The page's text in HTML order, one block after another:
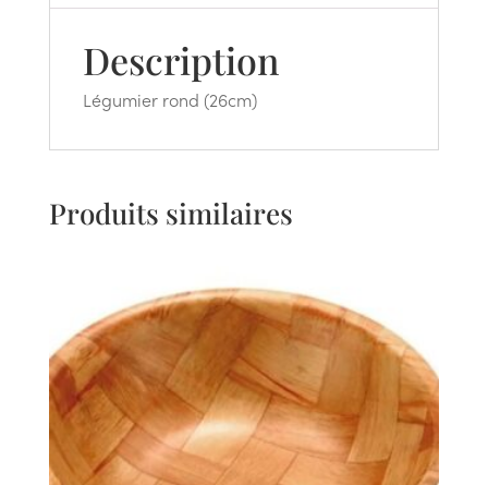
Description
Légumier rond (26cm)
Produits similaires